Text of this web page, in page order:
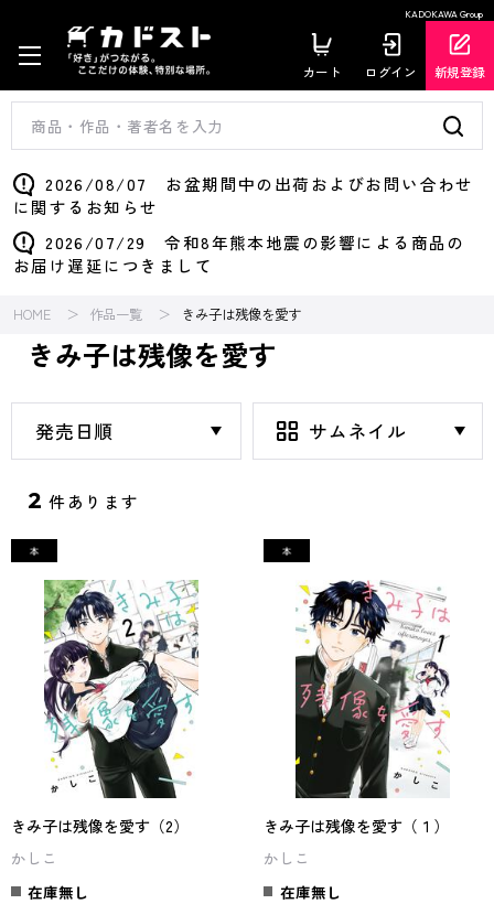
KADOKAWA Group
カート ログイン 新規登録
2026/08/07 お盆期間中の出荷およびお問い合わせ
に関するお知らせ
2026/07/29 令和8年熊本地震の影響による商品の
お届け遅延につきまして
HOME 作品一覧 きみ子は残像を愛す
きみ子は残像を愛す
2 件あります
きみ子は残像を愛す（2）
かしこ
在庫無し
きみ子は残像を愛す（１）
かしこ
在庫無し